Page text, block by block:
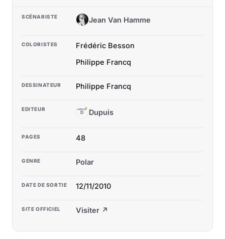
SCÉNARISTE JV Jean Van Hamme
COLORISTES
Frédéric Besson
Philippe Francq
DESSINATEUR Philippe Francq
EDITEUR D Dupuis
PAGES 48
GENRE Polar
DATE DE SORTIE 12/11/2010
SITE OFFICIEL Visiter ↗